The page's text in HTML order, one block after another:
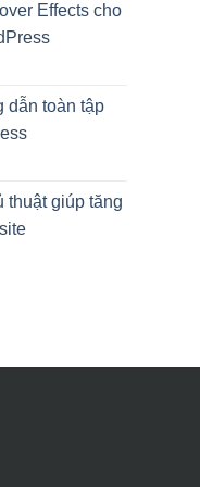
Effects cho
dẫn toàn tập
thuật giúp tăng